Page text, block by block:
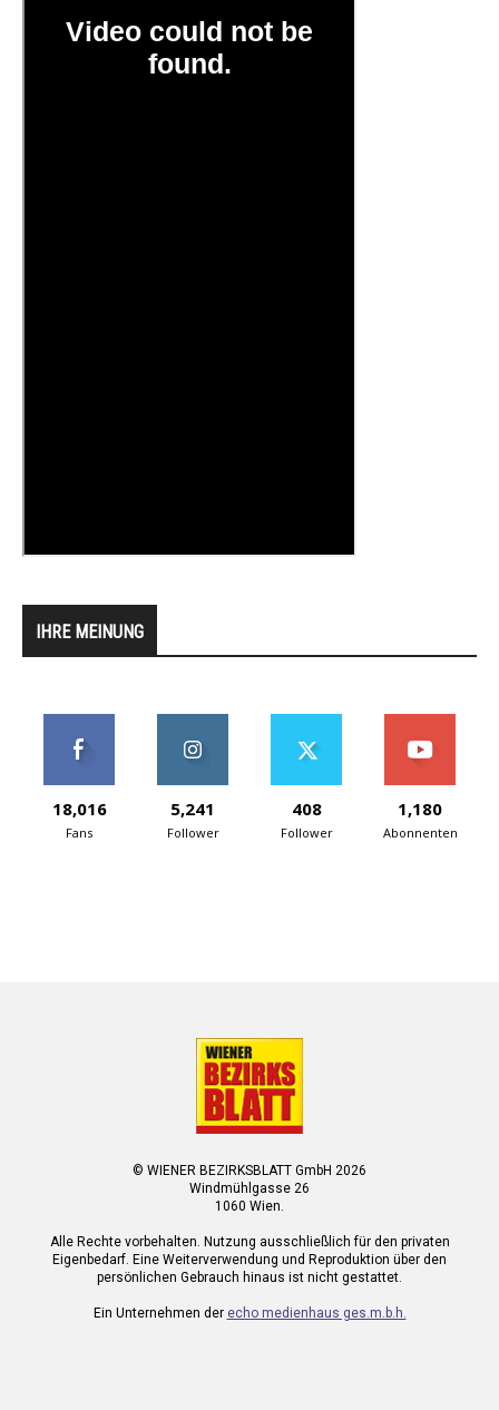
IHRE MEINUNG
18,016
Fans
5,241
Follower
408
Follower
1,180
Abonnenten
© WIENER BEZIRKSBLATT GmbH 2026
Windmühlgasse 26
1060 Wien.
Alle Rechte vorbehalten. Nutzung ausschließlich für den privaten
Eigenbedarf. Eine Weiterverwendung und Reproduktion über den
persönlichen Gebrauch hinaus ist nicht gestattet.
Ein Unternehmen der echo medienhaus ges.m.b.h.